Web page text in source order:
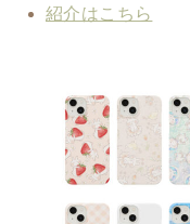
紹介はこちら